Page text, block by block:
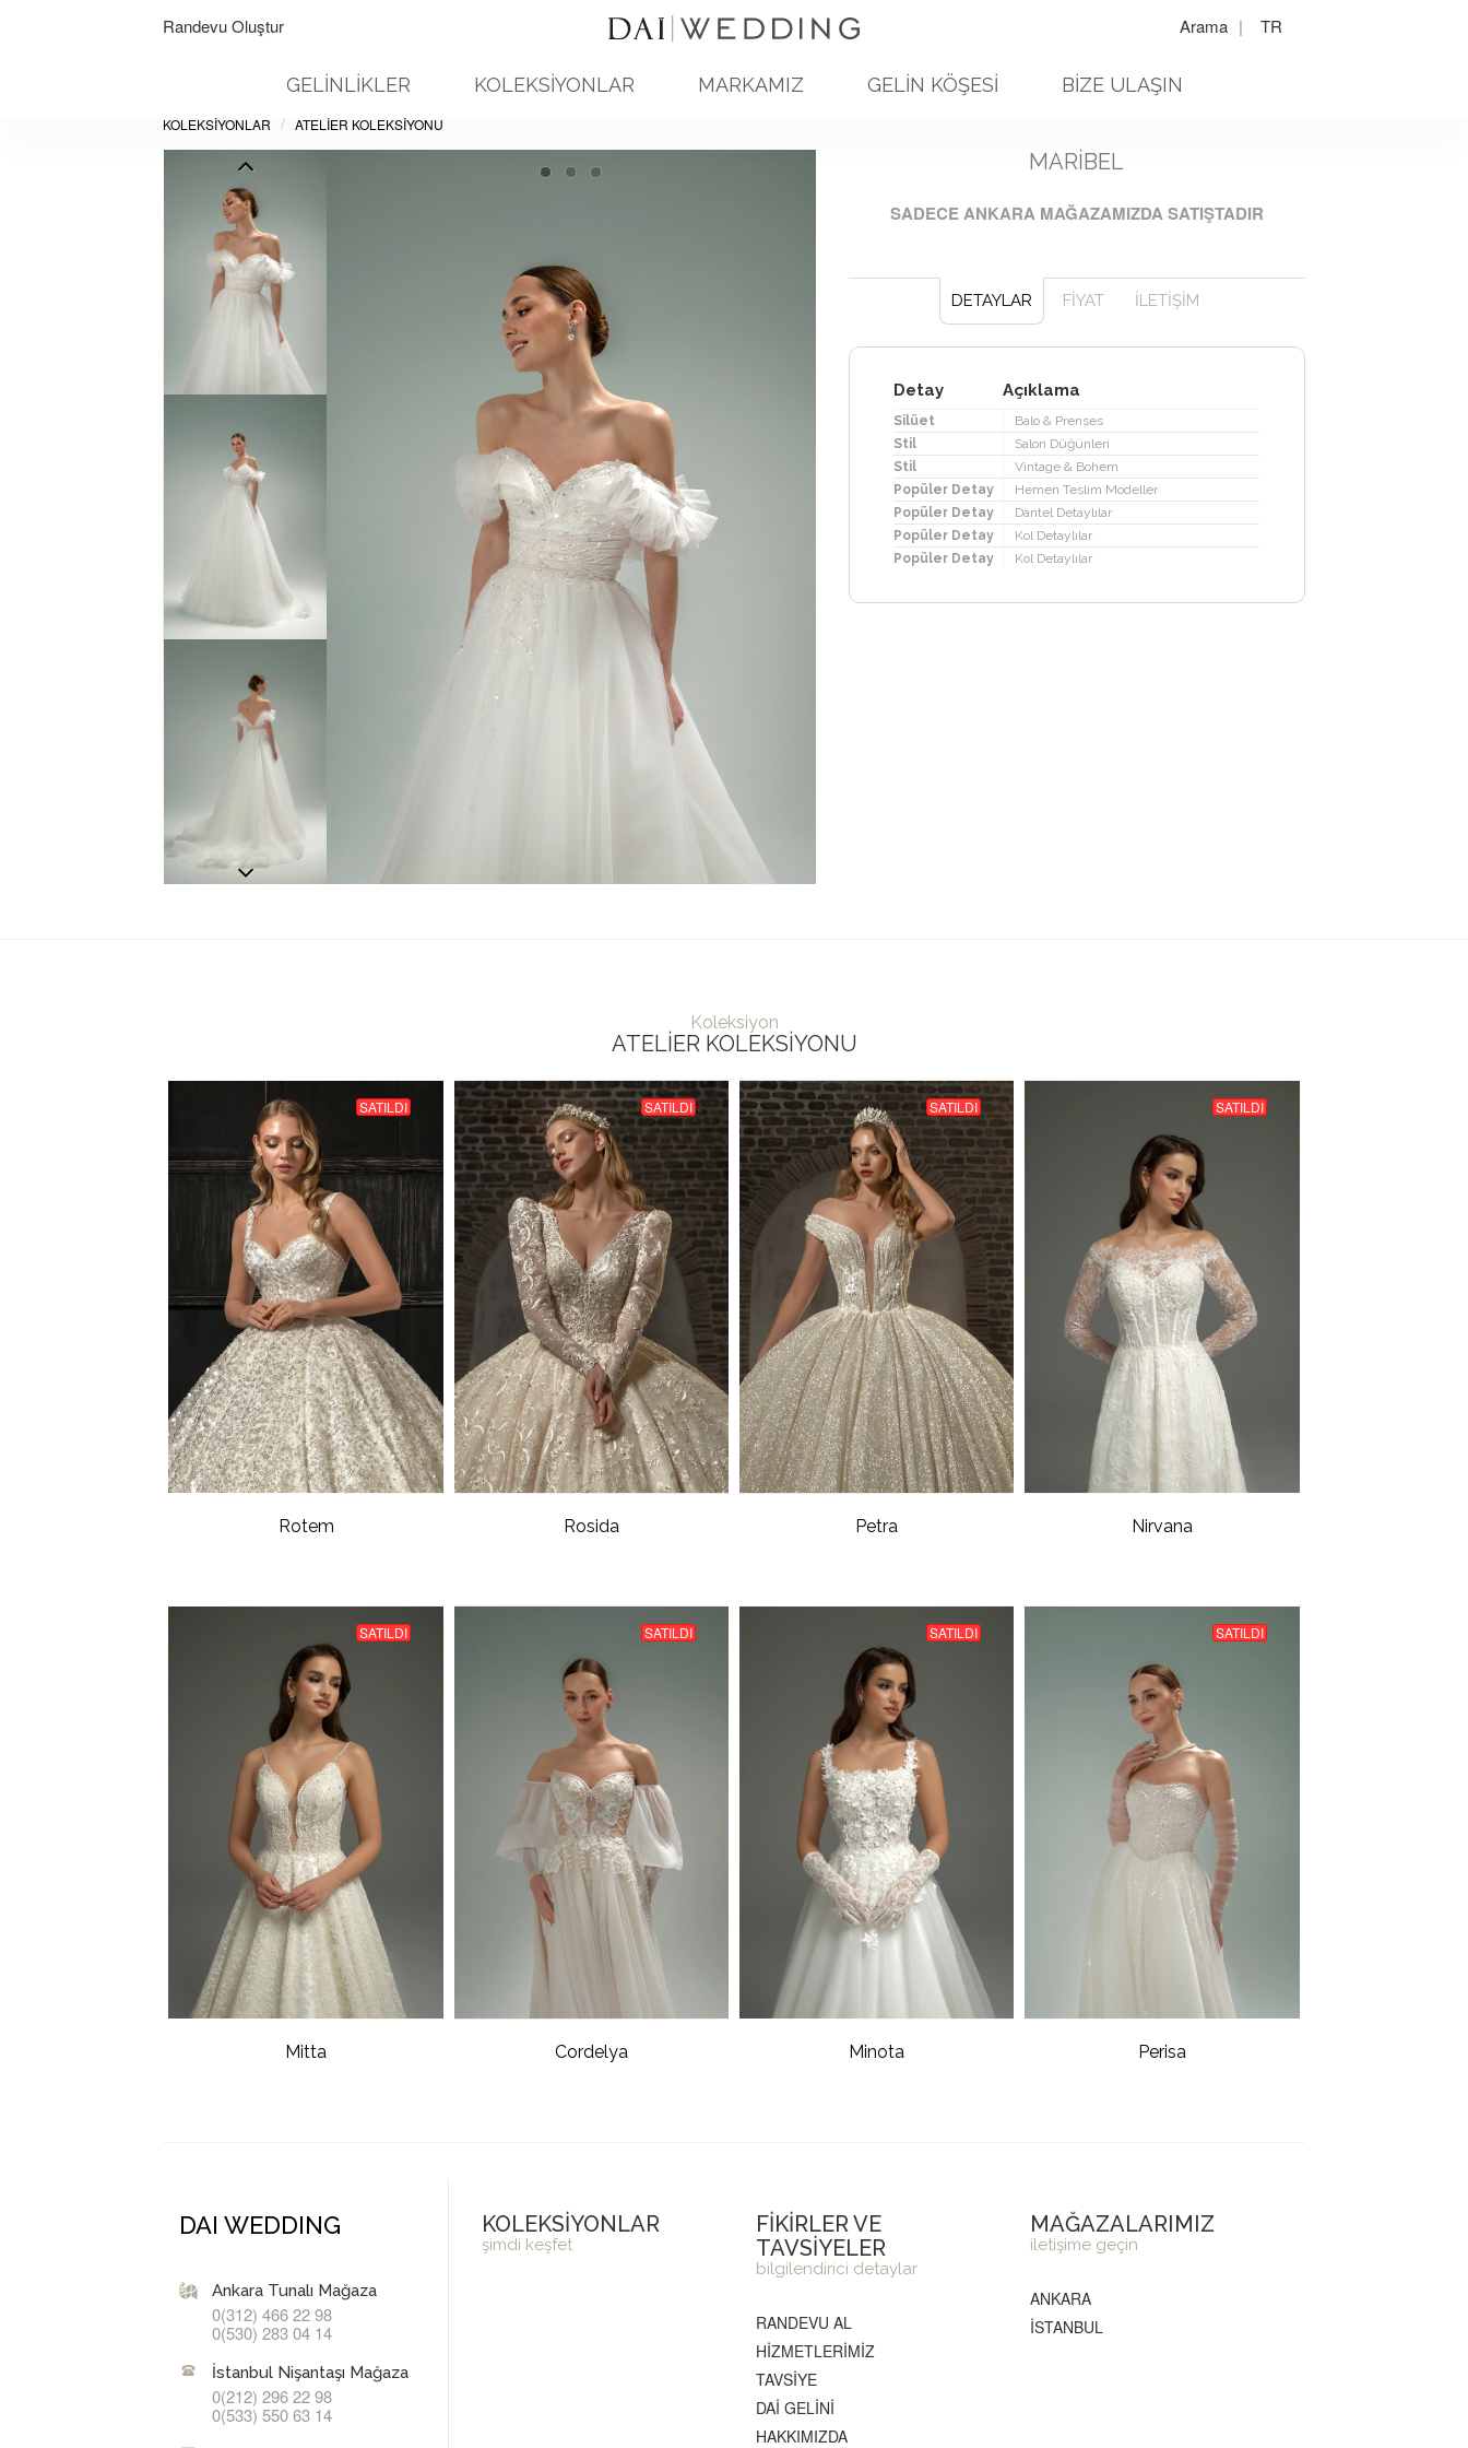
Randevu Oluştur Arama | TR
GELİNLİKLER KOLEKSİYONLAR MARKAMIZ GELİN KÖŞESİ BİZE ULAŞIN
KOLEKSİYONLAR ATELIER KOLEKSIYONU
MARIBEL
SADECE ANKARA MAĞAZAMIZDA SATIŞTADIR
DETAYLAR FİYAT İLETİŞİM
Detay Açıklama
Silüet
Balo & Prenses
Stil
Salon Düğünleri
Stil
Vintage & Bohem
Popüler Detay
Hemen Teslim Modeller
Popüler Detay
Dantel Detaylılar
Popüler Detay
Kol Detaylılar
Popüler Detay
Kol Detaylılar
Koleksiyon
ATELIER KOLEKSIYONU
SATILDI
Rotem
SATILDI
Rosida
SATILDI
Petra
SATILDI
Nirvana
SATILDI
Mitta
SATILDI
Cordelya
SATILDI
Minota
SATILDI
Perisa
DAI WEDDING
Ankara Tunalı Mağaza
0(312) 466 22 98
0(530) 283 04 14
İstanbul Nişantaşı Mağaza
0(212) 296 22 98
0(533) 550 63 14
KOLEKSİYONLAR
şimdi keşfet
FİKİRLER VE
TAVSİYELER
bilgilendirici detaylar
RANDEVU AL
HİZMETLERİMİZ
TAVSİYE
DAİ GELİNİ
HAKKIMIZDA
MAĞAZALARIMIZ
iletişime geçin
ANKARA
İSTANBUL